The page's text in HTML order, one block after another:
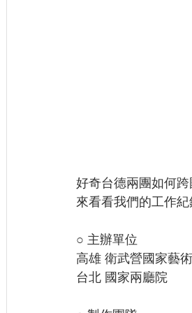
好奇台德兩團如何跨
來看看我們的工作紀
○ 主辦單位
高雄 衛武營國家藝
台北 國家兩廳院